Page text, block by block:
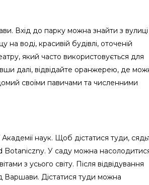
Вхід до парку можна знайти з вулиці
воді, красивій будівлі, оточеній
який часто використовується для
далі, відвідайте оранжерею, де
своїми павичами та численними
наук. Щоб дістатися туди,
Botaniczny. У саду можна
з усього світу. Після відвідування
Варшави. Дістатися туди можна